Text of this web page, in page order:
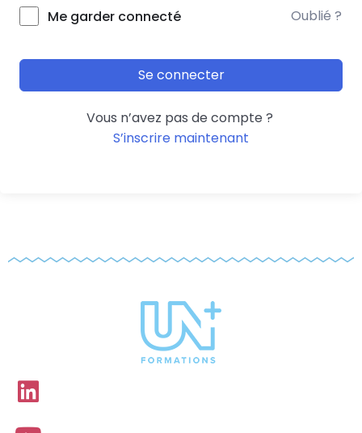
Me garder connecté Oublié ?
Se connecter
Vous n’avez pas de compte ?
S’inscrire maintenant